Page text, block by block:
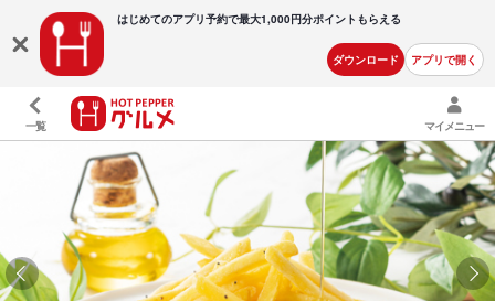
はじめてのアプリ予約で最大1,000円分ポイントもらえる
ダウンロード アプリで開く
一覧 マイメニュー